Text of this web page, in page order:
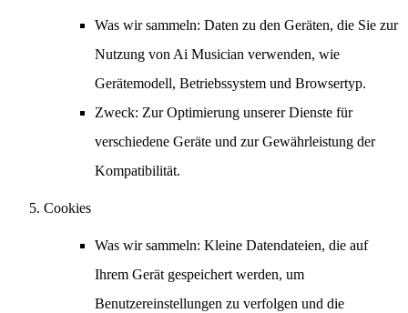
Was wir sammeln: Daten zu den Geräten, die Sie zur
Nutzung von Ai Musician verwenden, wie
Gerätemodell, Betriebssystem und Browsertyp.
Zweck: Zur Optimierung unserer Dienste für
verschiedene Geräte und zur Gewährleistung der
Kompatibilität.
Cookies
Was wir sammeln: Kleine Datendateien, die auf
Ihrem Gerät gespeichert werden, um
Benutzereinstellungen zu verfolgen und die